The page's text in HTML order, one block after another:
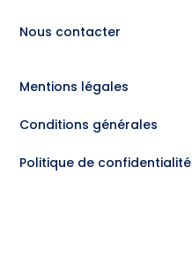
Nous contacter
Mentions légales
Conditions générales
Politique de confidentialité